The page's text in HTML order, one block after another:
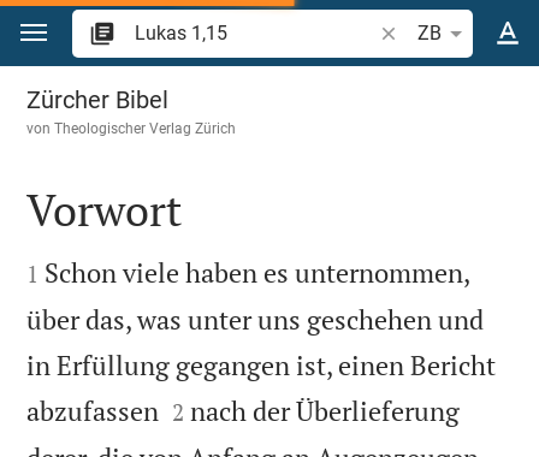
Zum Inhalt springen
Bibelstelle oder
ZB
Lukas 1
Zürcher Bibel
vonTheologischer Verlag Zürich

Vorwort

1 Schon viele haben es unternommen,
über das, was unter uns geschehen und
in Erfüllung gegangen ist, einen Bericht
abzufassen 

2 nach der Überlieferung